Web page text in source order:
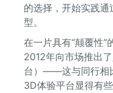
的选择，开始实践
型。
在一片具有“颠覆性”
2012年向市场推出了
台）——这与同行相
3D体验平台显得有